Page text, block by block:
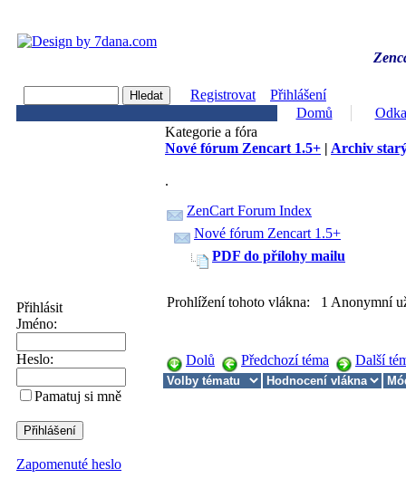
Registrovat
Přihlášení
Domů
Přihlásit
Jméno:
Heslo:
Pamatuj si mně
Zapomenuté heslo
Kategorie a fóra
Nové fórum Zencart 1.5+ | Archiv
.
ZenCart Forum Index
Nové fórum Zencart 1.5+
PDF do přílohy mailu
Prohlížení tohoto vlákna: 1 Anonymní
Dolů Předchozí téma Další